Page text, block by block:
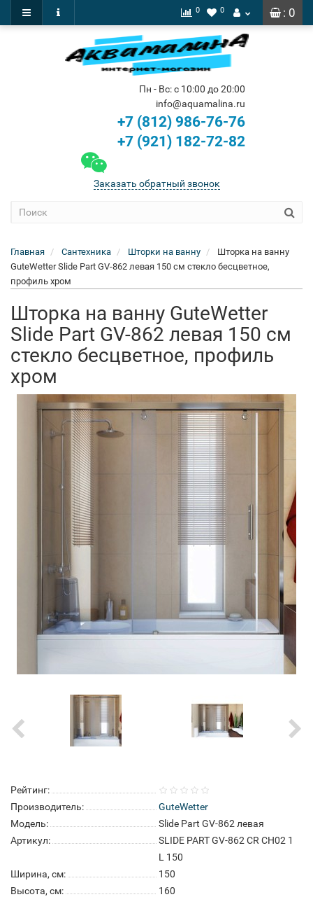
: 0
0 0
Пн - Вс: с 10:00 до 20:00
info@aquamalina.ru
+7 (812) 986-76-76
+7 (921) 182-72-82
Заказать обратный звонок
Главная Сантехника Шторки на ванну
Шторка на ванну
GuteWetter Slide Part GV-862 левая 150 см стекло бесцветное,
профиль хром
Шторка на ванну GuteWetter
Slide Part GV-862 левая 150 см
стекло бесцветное, профиль
хром
Рейтинг:
Производитель:
GuteWetter
Модель:
Slide Part GV-862 левая
Артикул:
SLIDE PART GV-862 CR CH02 1
L 150
Ширина, см:
150
Высота, см:
160